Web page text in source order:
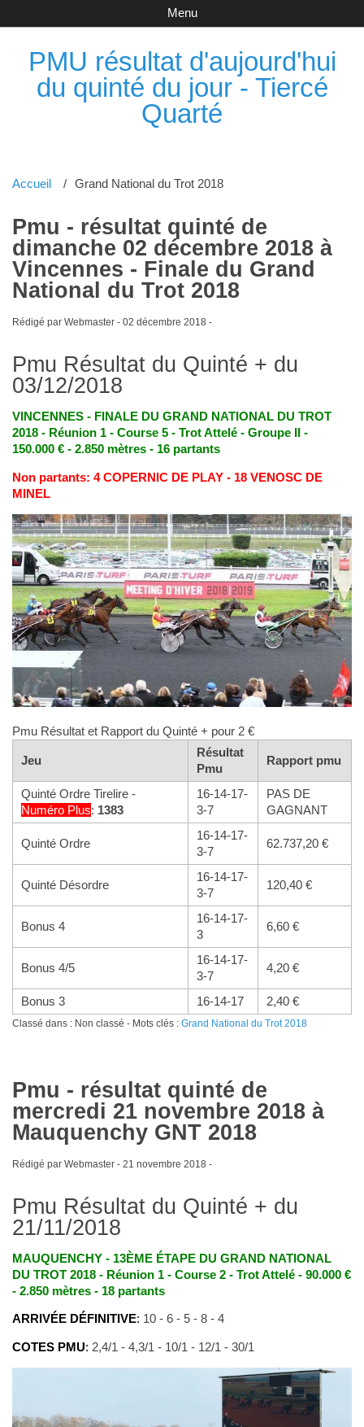
PMU résultat d'aujourd'hui
du quinté du jour - Tiercé
Quarté
Menu
Accueil Grand National du Trot 2018
Pmu - résultat quinté de
dimanche 02 décembre 2018 à
Vincennes - Finale du Grand
National du Trot 2018
Rédigé par Webmaster - 02 décembre 2018 -
Pmu Résultat du Quinté + du
03/12/2018
VINCENNES - FINALE DU GRAND NATIONAL DU TROT
2018 - Réunion 1 - Course 5 - Trot Attelé - Groupe II -
150.000 € - 2.850 mètres - 16 partants
Non partants: 4 COPERNIC DE PLAY - 18 VENOSC DE
MINEL
Pmu Résultat et Rapport du Quinté + pour 2 €
Jeu
Résultat
Pmu
Rapport pmu
Quinté Ordre Tirelire -
Numéro Plus: 1383
16-14-17-
3-7
PAS DE
GAGNANT
Quinté Ordre
16-14-17-
3-7
62.737,20 €
Quinté Désordre
16-14-17-
3-7
120,40 €
Bonus 4
16-14-17-
3
6,60 €
Bonus 4/5
16-14-17-
3-7
4,20 €
Bonus 3 16-14-17 2,40 €
Classé dans : Non classé - Mots clés : Grand National du Trot 2018
Pmu - résultat quinté de
mercredi 21 novembre 2018 à
Mauquenchy GNT 2018
Rédigé par Webmaster - 21 novembre 2018 -
Pmu Résultat du Quinté + du
21/11/2018
MAUQUENCHY - 13ÈME ÉTAPE DU GRAND NATIONAL
DU TROT 2018 - Réunion 1 - Course 2 - Trot Attelé - 90.000 €
- 2.850 mètres - 18 partants
ARRIVÉE DÉFINITIVE: 10 - 6 - 5 - 8 - 4
COTES PMU: 2,4/1 - 4,3/1 - 10/1 - 12/1 - 30/1